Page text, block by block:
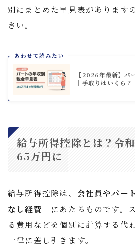
別にまとめた早見表があります
さい。
あわせて読みたい
【2026年最新】パ
｜手取りはいくら？
給与所得控除とは？令
65万円に
給与所得控除は、 会社員やパー
なし経費」 にあたるものです。
る費用などを個別に計算する代
一律に差し引きます。